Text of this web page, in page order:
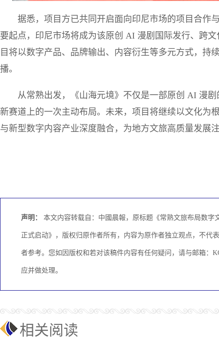
据悉，项目方已共同开启面向印尼市场的项目合作
要起点，印尼市场将成为该原创 AI 漫剧国际发行、跨
目将以数字产品、品牌输出、内容衍生等多元方式，持
播。
从常熟出发，《山海元境》不仅是一部原创 AI 漫
新赛道上的一次主动布局。未来，项目将继续以文化为
与新型数字内容产业深度融合，为地方文旅高质量发展
声明： 本文内容转载自：中國晨報，原标题《常熟文旅布局数
正式启动》，版权归原作者所有，内容为原作者独立观点，不代
者参考。您如因版权和若对该稿件内容有任何疑问，请与邮箱：
应并做处理。
相关阅读